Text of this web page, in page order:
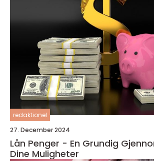
redaktionel
27. December 2024
Lån Penger - En Grundig
Dine Muligheter